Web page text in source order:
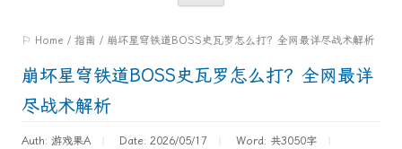
content
⚐ Home / 指南 / 崩坏星穹铁道BOSS史瓦罗怎么打？全网最详尽战术解析
崩坏星穹铁道BOSS史瓦罗怎么打？全网最详
尽战术解析
Auth: 游戏果A Date: 2026/05/17 Word: 共3050字